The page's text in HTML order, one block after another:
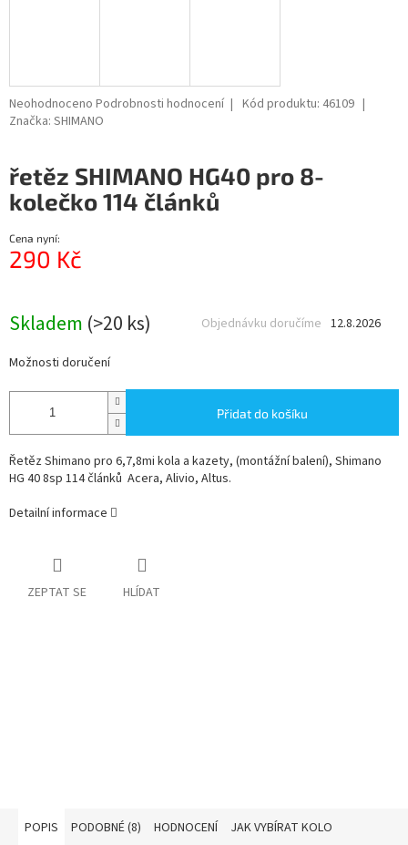
Průměrné
hodnocení
0,0
z
5
Neohodnoceno Podrobnosti hodnocení Kód produktu: 46109
Značka: SHIMANO
řetěz SHIMANO HG40 pro 8-
kolečko 114 článků
Cena nyní:
290 Kč
Skladem (>20 ks) 12.8.2026
Objednávku doručíme
Možnosti doručení
Přidat do košíku
Řetěz Shimano pro 6,7,8mi kola a kazety, (montážní balení), Shimano
HG 40 8sp 114 článků Acera, Alivio, Altus.
Detailní informace
ZEPTAT SE HLÍDAT
POPIS PODOBNÉ (8) HODNOCENÍ JAK VYBÍRAT KOLO